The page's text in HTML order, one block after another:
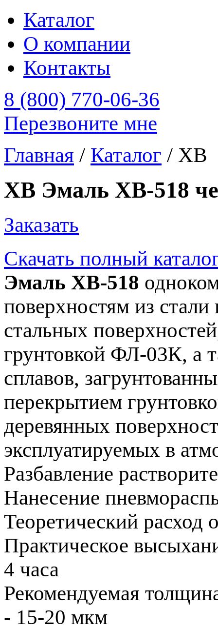
Каталог
О компании
Контакты
8 (800) 770-06-36
Перезвоните мне
Главная / Каталог / ХВ
ХВ Эмаль ХВ-518
Заказать
Скачать полный
Эмаль ХВ-518
поверхностям из
стальных
грунтовкой ФЛ-03К, а
сплавов,
перекрытием
деревянных
эксплуатируемых в
Разбавление
Нанесение
Теоретический расход
Практическое
4 часа
Рекомендуемая
- 15-20 мкм